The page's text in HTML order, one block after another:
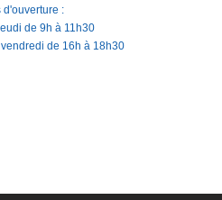
d'ouverture :
de 9h à 11h30
de 16h à 18h30